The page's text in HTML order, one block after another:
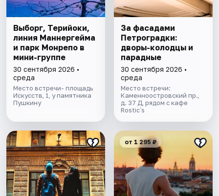
Выборг, Терийоки,
линия Маннергейма
и парк Монрепо в
мини-группе
30 сентября 2026 •
среда
Место встречи- площадь
Искусств, 1, у памятника
Пушкину
За фасадами
Петроградки:
дворы-колодцы и
парадные
30 сентября 2026 •
среда
Место встречи:
Каменноостровский пр.,
д. 37 Д, рядом с кафе
Rostic`s
от 1 295 ₽